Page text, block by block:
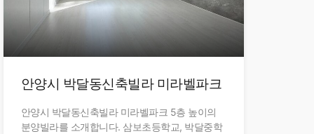
안양시 박달동신축빌라 미라벨파크
안양시 박달동신축빌라 미라벨파크 5층 높이의
분양빌라를 소개합니다. 삼보초등학교, 박달중학